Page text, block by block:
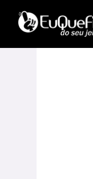
conteúdo